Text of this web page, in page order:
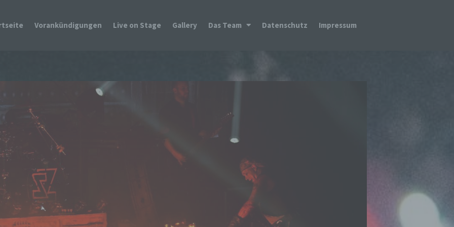
Vorankündigungen Live on Stage Gallery Das Team Datenschutz Impressum